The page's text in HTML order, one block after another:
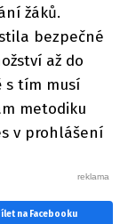
žáků.
bezpečné
až do
s tím musí
metodiku
v prohlášení
na Facebooku